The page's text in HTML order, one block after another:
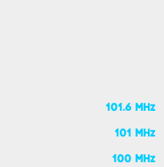
101.6 MHz
101 MHz
100 MHz